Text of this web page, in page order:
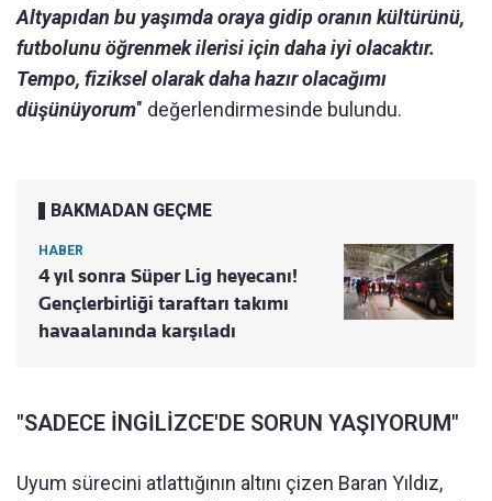
Altyapıdan bu yaşımda oraya gidip oranın kültürünü,
futbolunu öğrenmek ilerisi için daha iyi olacaktır.
Tempo, fiziksel olarak daha hazır olacağımı
düşünüyorum" değerlendirmesinde bulundu.
BAKMADAN GEÇME
HABER
4 yıl sonra Süper Lig heyecanı!
Gençlerbirliği taraftarı takımı
havaalanında karşıladı
"SADECE İNGİLİZCE'DE SORUN YAŞIYORUM"
Uyum sürecini atlattığının altını çizen Baran Yıldız,